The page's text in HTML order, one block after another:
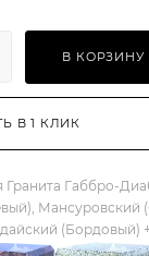
В КОРЗИНУ
В 1 КЛИК
Габбро-
Мансуровский
(Бордовый)